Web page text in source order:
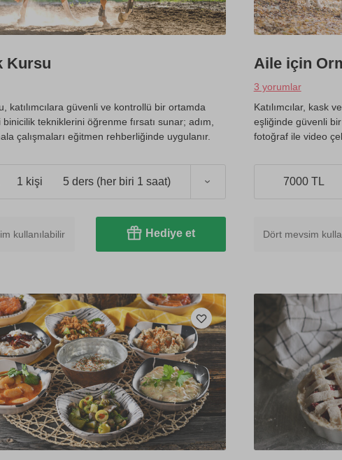
Kursu
katılımcılara güvenli ve kontrollü bir ortamda
tekniklerini öğrenme fırsatı sunar; adım,
çalışmaları eğitmen rehberliğinde uygulanır.
1 kişi 5 ders (her biri 1 saat)
kullanılabilir Hediye et
Aile için
3 yorumlar
Katılımcılar, kask
eşliğinde güvenli
fotoğraf ile video
7000 TL
Dört mevsim